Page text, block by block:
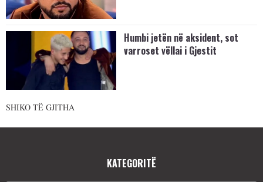
Humbi jetën në aksident, sot
varroset vëllai i Gjestit
SHIKO TË GJITHA
KATEGORITË